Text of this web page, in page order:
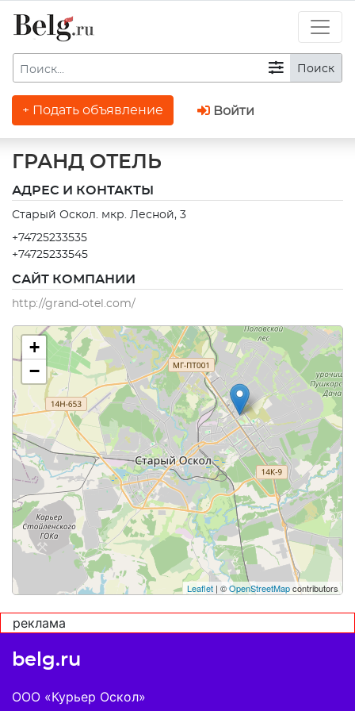
Поиск
+ Подать объявление Войти
ГРАНД ОТЕЛЬ
АДРЕС И КОНТАКТЫ
Старый Оскол. мкр. Лесной, 3
+74725233535
+74725233545
САЙТ КОМПАНИИ
http://grand-otel.com/
+
−
Leaflet | ©OpenStreetMapcontributors
реклама
belg.ru
ООО «Курьер Оскол»